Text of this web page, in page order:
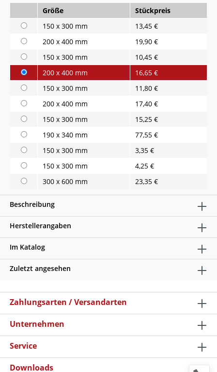
Größe
Stückpreis
150 x 300 mm
13,45 €
200 x 400 mm
19,90 €
150 x 300 mm
10,45 €
200 x 400 mm
16,65 €
150 x 300 mm
11,80 €
200 x 400 mm
17,40 €
150 x 300 mm
15,25 €
190 x 340 mm
77,55 €
150 x 300 mm
3,35 €
150 x 300 mm
4,25 €
300 x 600 mm
23,35 €
Beschreibung
Herstellerangaben
Im Katalog
Zuletzt angesehen
Zahlungsarten / Versandarten
Unternehmen
Service
Downloads